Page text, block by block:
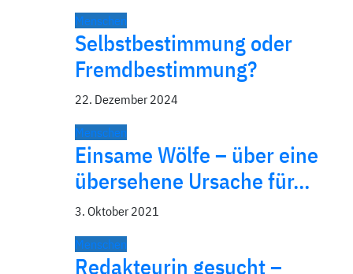
Menschen
Selbstbestimmung oder
Fremdbestimmung?
22. Dezember 2024
Menschen
Einsame Wölfe – über eine
über­sehene Ursache für…
3. Oktober 2021
Menschen
Redakteurin gesucht –